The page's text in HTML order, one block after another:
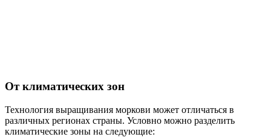
От климатических зон
Технология выращивания моркови может отличаться в
различных регионах страны. Условно можно разделить
климатические зоны на следующие: